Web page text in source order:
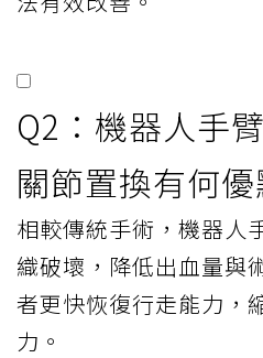
Q2：機器人手
關節置換有何優
相較傳統手術，機器人
織破壞，降低出血量與
者更快恢復行走能力，
力。